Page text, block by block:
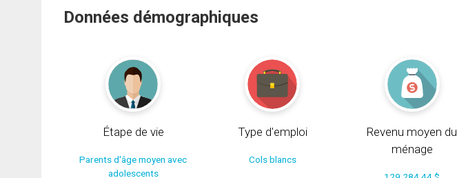
Données démographiques
Étape de vie
Parents d'âge moyen avec
adolescents
Type d'emploi
Cols blancs
Revenu moyen du
ménage